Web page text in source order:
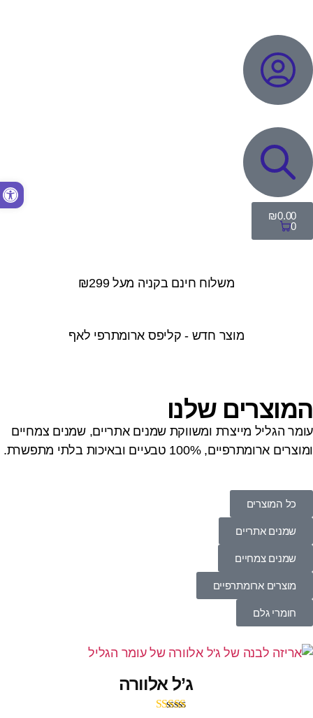
₪0.00
0
משלוח חינם בקניה מעל ₪299
מוצר חדש - קליפס ארומתרפי לאף
שלנו
הגליל מייצרת ומשווקת שמנים אתריים, שמנים צמחיים
ארומתרפיים, 100% טבעיים ובאיכות בלתי מתפשרת.
כל המוצרים
שמנים אתריים
שמנים צמחיים
מוצרים ארומתרפיים
חומרי גלם
ג’ל אלוורה
פתח סרגל נגישות